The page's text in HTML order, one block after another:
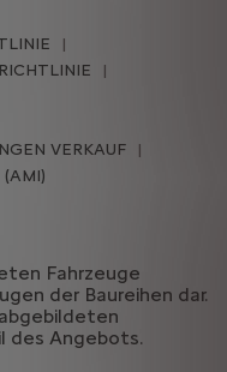
VERKAUF
Fahrzeuge
der Baureihen dar.
des Angebots.